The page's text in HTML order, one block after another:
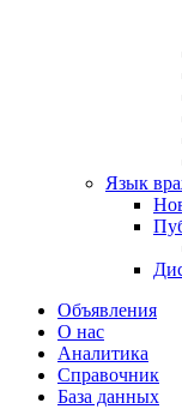
Язык
Объявления
О нас
Аналитика
Справочник
База данных